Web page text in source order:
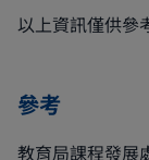
以上資訊僅供參
參考
教育局課程發展